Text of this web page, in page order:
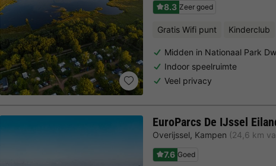
8.3 Zeer goed
Gratis Wifi punt Kinderclub
Midden in Nationaal Park
Indoor speelruimte
Veel privacy
EuroParcs De IJssel
Overijssel, Kampen (24,6 km
7.6 Goed